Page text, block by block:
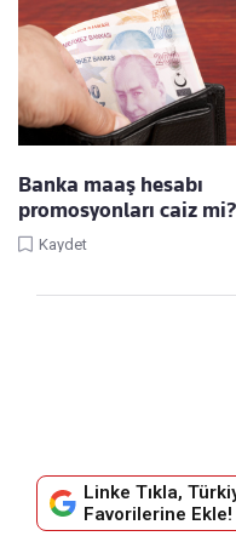
Banka maaş hesabı
promosyonları caiz mi?
Kaydet
Linke Tıkla,
Favorilerine Ekle!